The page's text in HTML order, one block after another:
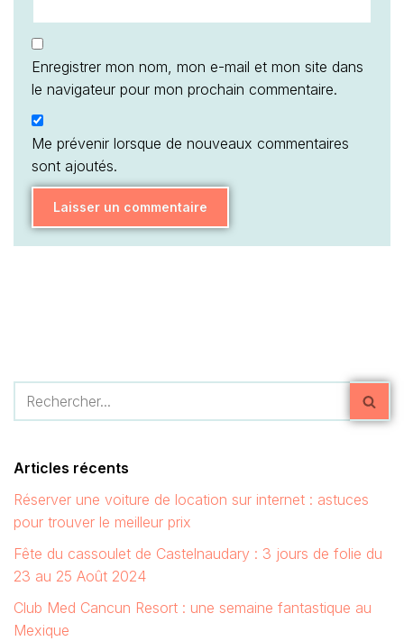
Enregistrer mon nom, mon e-mail et mon site dans
le navigateur pour mon prochain commentaire.
Me prévenir lorsque de nouveaux commentaires
sont ajoutés.
Articles récents
Réserver une voiture de location sur internet : astuces
pour trouver le meilleur prix
Fête du cassoulet de Castelnaudary : 3 jours de folie du
23 au 25 Août 2024
Club Med Cancun Resort : une semaine fantastique au
Mexique